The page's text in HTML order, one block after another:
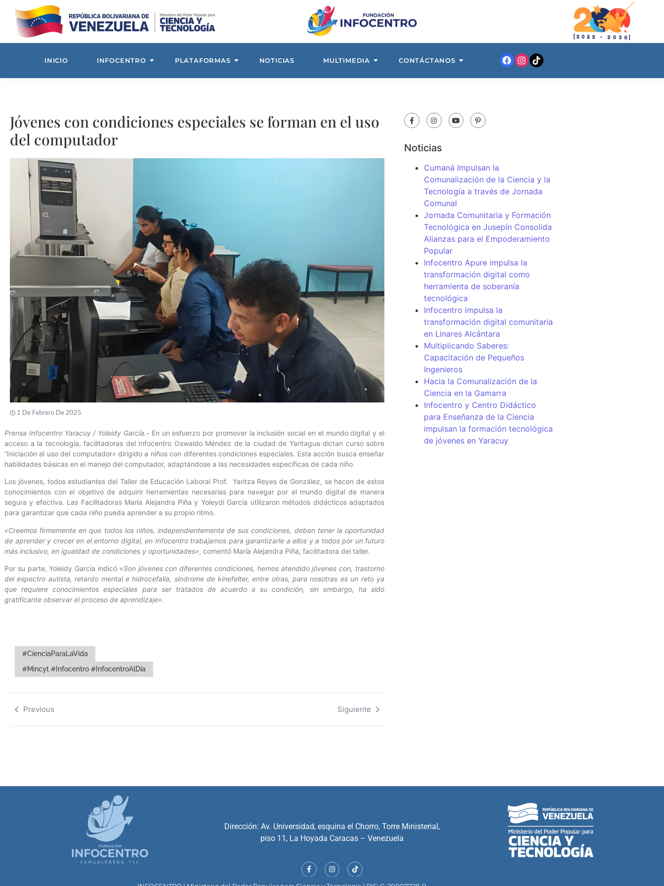
INICIO INFOCENTRO PLATAFORMAS NOTICIAS MULTIMEDIA CONTÁCTANOS
Jóvenes con condiciones especiales se forman en el uso
del computador
1 De Febrero De 2025
Prensa Infocentro Yaracuy / Yoleidy García.- En un esfuerzo por promover la inclusión social en el mundo digital y el
acceso a la tecnología, facilitadoras del Infocentro Oswaldo Méndez de la ciudad de Yaritagua dictan curso sobre
“Iniciación al uso del computador» dirigido a niños con diferentes condiciones especiales. Esta acción busca enseñar
habilidades básicas en el manejo del computador, adaptándose a las necesidades específicas de cada niño.
Los jóvenes, todos estudiantes del Taller de Educación Laboral Prof. Yaritza Reyes de González, se hacen de estos
conocimientos con el objetivo de adquirir herramientas necesarias para navegar por el mundo digital de manera
segura y efectiva. Las Facilitadoras María Alejandra Piña y Yoleydi García utilizaron métodos didácticos adaptados
para garantizar que cada niño pueda aprender a su propio ritmo.
«Creemos firmemente en que todos los niños, independientemente de sus condiciones, deben tener la oportunidad
de aprender y crecer en el entorno digital, en Infocentro trabajamos para garantizarle a ellos y a todos por un futuro
más inclusivo, en igualdad de condiciones y oportunidades», comentó María Alejandra Piña, facilitadora del taller.
Por su parte, Yoleidy García indicó «Son jóvenes con diferentes condiciones, hemos atendido jóvenes con, trastorno
del espectro autista, retardo mental e hidrocefalia, síndrome de kinefelter, entre otras, para nosotras es un reto ya
que requiere conocimientos especiales para ser tratados de acuerdo a su condición, sin embargo, ha sido
gratificante observar el proceso de aprendizaje».
#CienciaParaLaVida
#Mincyt #Infocentro #InfocentroAlDía
Previous Siguiente
Noticias
Cumaná Impulsan la
Comunalización de la Ciencia y la
Tecnología a través de Jornada
Comunal
Jornada Comunitaria y Formación
Tecnológica en Jusepín Consolida
Alianzas para el Empoderamiento
Popular
Infocentro Apure impulsa la
transformación digital como
herramienta de soberanía
tecnológica
Infocentro impulsa la
transformación digital comunitaria
en Linares Alcántara
Multiplicando Saberes:
Capacitación de Pequeños
Ingenieros
Hacia la Comunalización de la
Ciencia en la Gamarra
Infocentro y Centro Didáctico
para Enseñanza de la Ciencia
impulsan la formación tecnológica
de jóvenes en Yaracuy
Dirección: Av. Universidad, esquina el Chorro, Torre Ministerial,
piso 11, La Hoyada Caracas – Venezuela